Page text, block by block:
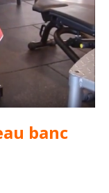
banc